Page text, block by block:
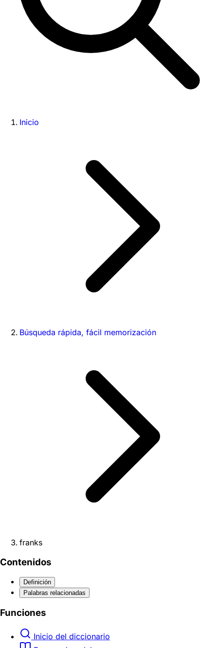
Inicio
Búsqueda rápida, fácil memorización
franks
Contenidos
Definición
Palabras relacionadas
Funciones
Inicio del diccionario